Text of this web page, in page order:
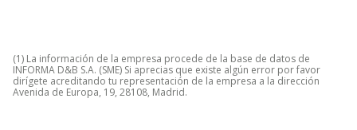
(1) La información de la empresa procede de la base de datos de
INFORMA D&B S.A. (SME) Si aprecias que existe algún error por favor
dirígete acreditando tu representación de la empresa a la dirección
Avenida de Europa, 19, 28108, Madrid.